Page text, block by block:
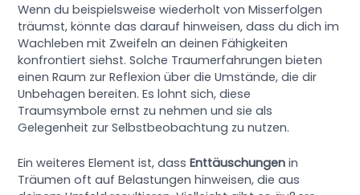
Wenn du beispielsweise wiederholt von Misserfolgen
träumst, könnte das darauf hinweisen, dass du dich im
Wachleben mit Zweifeln an deinen Fähigkeiten
konfrontiert siehst. Solche Traumerfahrungen bieten
einen Raum zur Reflexion über die Umstände, die dir
Unbehagen bereiten. Es lohnt sich, diese
Traumsymbole ernst zu nehmen und sie als
Gelegenheit zur Selbstbeobachtung zu nutzen.
Ein weiteres Element ist, dassEnttäuschungen in
Träumen oft auf Belastungen hinweisen, die aus